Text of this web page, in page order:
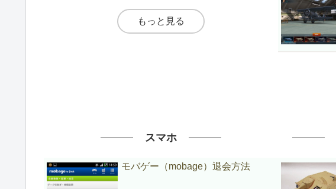
もっと見る
スマホ
モバゲー（mobage）退会方法